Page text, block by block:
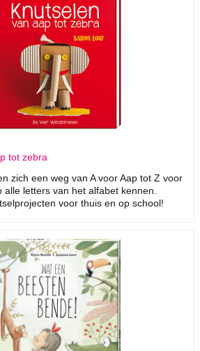
tot zebra
zich een weg van A voor Aap tot Z voor
alle letters van het alfabet kennen.
voor thuis en op school!